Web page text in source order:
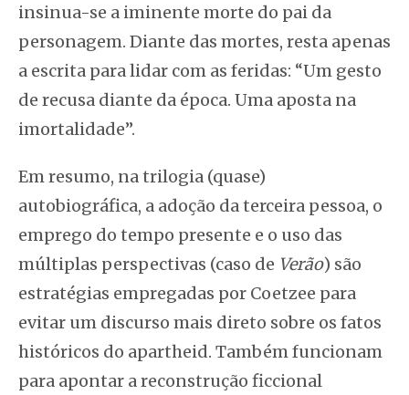
insinua-se a iminente morte do pai da
personagem. Diante das mortes, resta apenas
a escrita para lidar com as feridas: “Um gesto
de recusa diante da época. Uma aposta na
imortalidade”.
Em resumo, na trilogia (quase)
autobiográfica, a adoção da terceira pessoa, o
emprego do tempo presente e o uso das
múltiplas perspectivas (caso de Verão) são
estratégias empregadas por Coetzee para
evitar um discurso mais direto sobre os fatos
históricos do apartheid. Também funcionam
para apontar a reconstrução ficcional